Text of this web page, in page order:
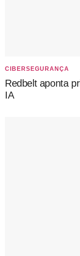
CIBERSEGURANÇA
Redbelt aponta
IA